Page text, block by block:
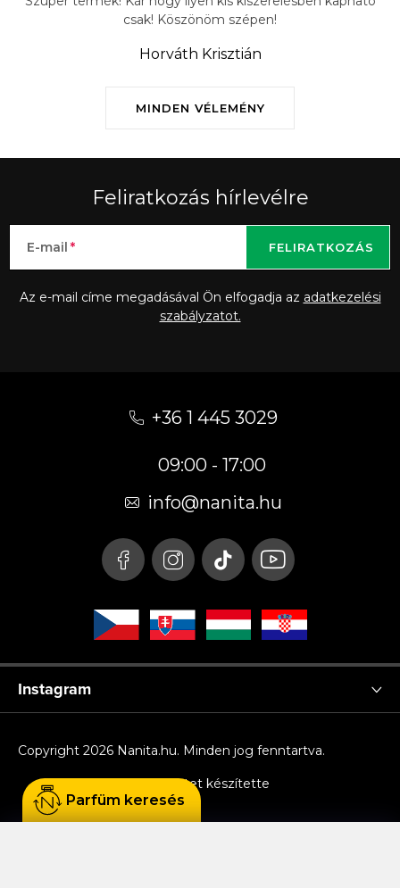
MINDEN VÉLEMÉNY
csak! Köszönöm szépen!
Horváth Krisztián
Feliratkozás hírlevélre
E-mail
Az e-mail címe megadásával Ön elfogadja az adatkezelési
szabályzatot.
FELIRATKOZÁS
+36 1 445 3029
09:00 - 17:00
info@nanita.hu
Instagram
Shoptet készítette
Copyright 2026 Nanita.hu. Minden jog fenntartva.
Parfüm keresés